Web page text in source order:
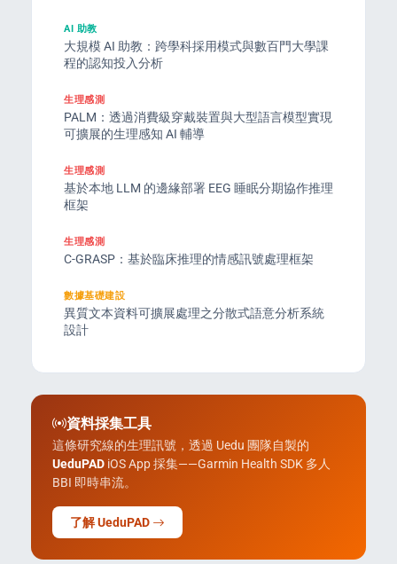
AI 助教
大規模 AI 助教：跨學科採用模式與數百門大學課
程的認知投入分析
生理感測
PALM：透過消費級穿戴裝置與大型語言模型實現
可擴展的生理感知 AI 輔導
生理感測
基於本地 LLM 的邊緣部署 EEG 睡眠分期協作推理
框架
生理感測
C-GRASP：基於臨床推理的情感訊號處理框架
數據基礎建設
異質文本資料可擴展處理之分散式語意分析系統
設計
資料採集工具
這條研究線的生理訊號，透過 Uedu 團隊自製的
UeduPAD iOS App 採集——Garmin Health SDK 多人
BBI 即時串流。
了解 UeduPAD